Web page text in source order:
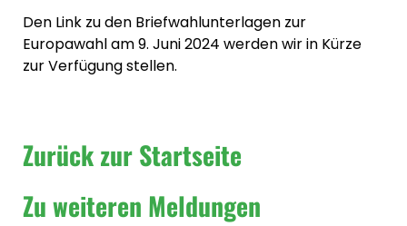
Den Link zu den Briefwahlunterlagen zur
Europawahl am 9. Juni 2024 werden wir in Kürze
zur Verfügung stellen.
Zurück zur Startseite
Zu weiteren Meldungen